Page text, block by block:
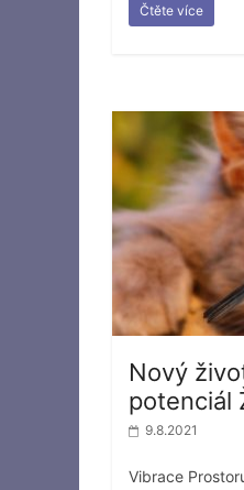
Čtěte více
Nový
potenciál
9.8.2021
Vibrace